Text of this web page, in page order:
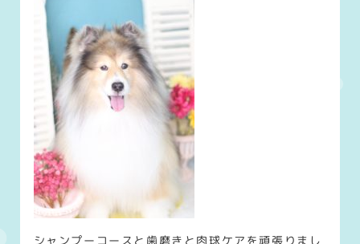
シャンプーコースと歯磨きと肉球ケアを頑張りまし